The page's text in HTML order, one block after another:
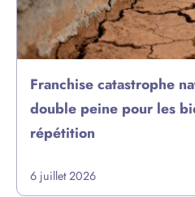
Franchise catastrophe
double peine pour les
répétition
6 juillet 2026